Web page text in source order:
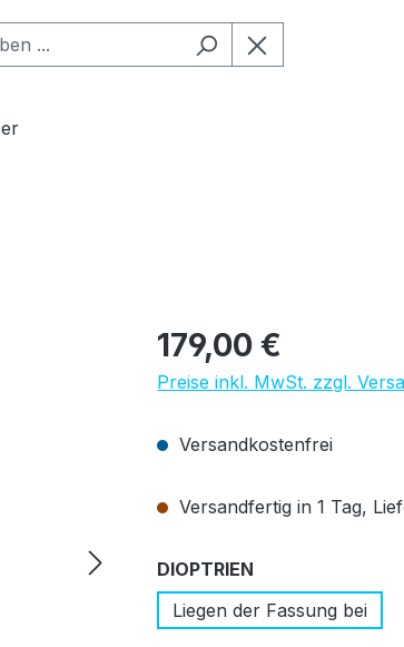
Regulärer Preis:
179,00 €
Preise inkl. MwSt. zzgl.
Versandkostenfrei
Versandfertig in 1 Tag,
DIOPTRIEN
Liegen der Fassung bei